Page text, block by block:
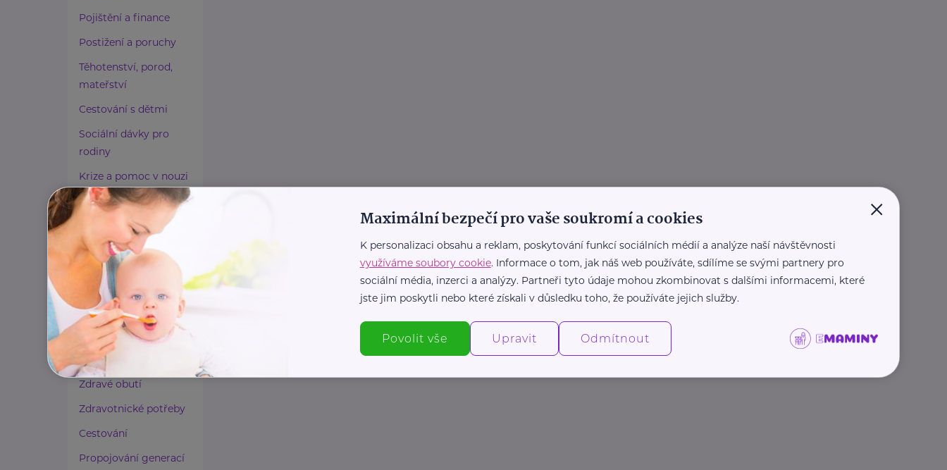
Pojištění a finance
Postižení a poruchy
Těhotenství, porod,
mateřství
Cestování s dětmi
Sociální dávky pro
rodiny
Krize a pomoc v nouzi
Paliativní péče
Rady a tipy
Harmonie duše a těla
Zaměstnávání osob ze
zdravotním
postižením
Lázeňství a wellness
Zdravé spaní a sezení
Zdravé obutí
Zdravotnické potřeby
Cestování
Propojování generací
×
Maximální bezpečí pro vaše soukromí a cookies
K personalizaci obsahu a reklam, poskytování funkcí sociálních médií a analýze naší návštěvnosti
využíváme soubory cookie. Informace o tom, jak náš web používáte, sdílíme se svými partnery pro
sociální média, inzerci a analýzy. Partneři tyto údaje mohou zkombinovat s dalšími informacemi, které
jste jim poskytli nebo které získali v důsledku toho, že používáte jejich služby.
Povolit vše Upravit Odmítnout